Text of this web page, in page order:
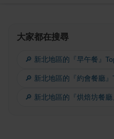
大家都在搜尋
🔎 新北地區的『早午餐』
🔎 新北地區的『約會餐廳』
🔎 新北地區的『烘焙坊餐廳